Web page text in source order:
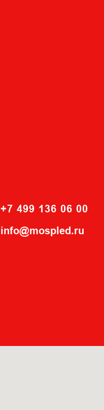
+7 499 136 06 00
info@mospled.ru